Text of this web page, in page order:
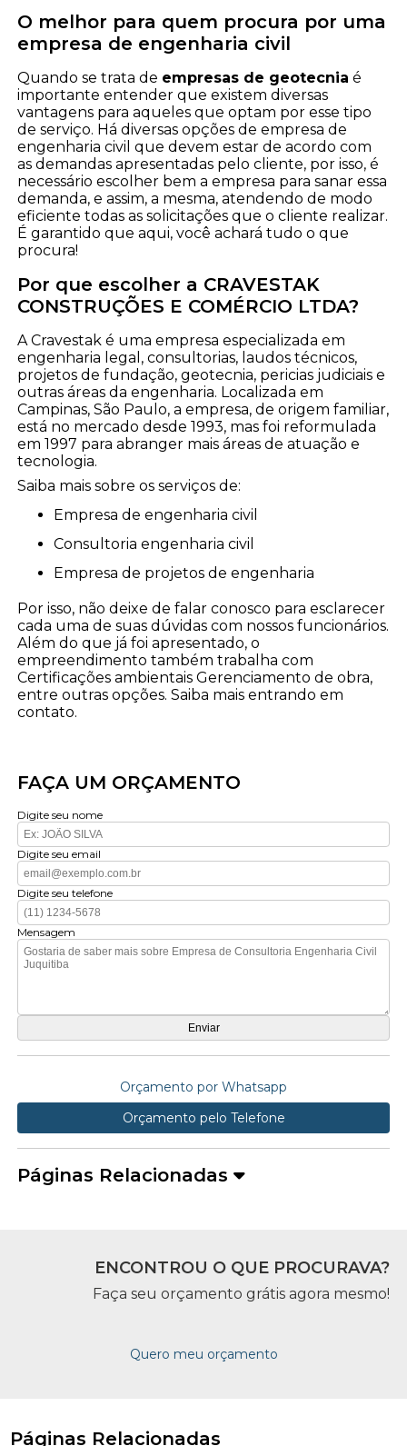
O melhor para quem procura por uma
empresa de engenharia civil
Quando se trata de empresas de geotecnia é
importante entender que existem diversas
vantagens para aqueles que optam por esse tipo
de serviço. Há diversas opções de empresa de
engenharia civil que devem estar de acordo com
as demandas apresentadas pelo cliente, por isso, é
necessário escolher bem a empresa para sanar essa
demanda, e assim, a mesma, atendendo de modo
eficiente todas as solicitações que o cliente realizar.
É garantido que aqui, você achará tudo o que
procura!
Por que escolher a CRAVESTAK
CONSTRUÇÕES E COMÉRCIO LTDA?
A Cravestak é uma empresa especializada em
engenharia legal, consultorias, laudos técnicos,
projetos de fundação, geotecnia, pericias judiciais e
outras áreas da engenharia. Localizada em
Campinas, São Paulo, a empresa, de origem familiar,
está no mercado desde 1993, mas foi reformulada
em 1997 para abranger mais áreas de atuação e
tecnologia.
Saiba mais sobre os serviços de:
empresa de engenharia civil
consultoria engenharia civil
empresa de projetos de engenharia
Por isso, não deixe de falar conosco para esclarecer
cada uma de suas dúvidas com nossos funcionários.
Além do que já foi apresentado, o
empreendimento também trabalha com
Certificações ambientais Gerenciamento de obra,
entre outras opções. Saiba mais entrando em
contato.
FAÇA UM ORÇAMENTO
Digite seu nome
Digite seu email
Digite seu telefone
Mensagem
Orçamento por Whatsapp
Orçamento pelo Telefone
Páginas Relacionadas
ENCONTROU O QUE PROCURAVA?
Faça seu orçamento grátis agora mesmo!
Quero meu orçamento
Páginas Relacionadas